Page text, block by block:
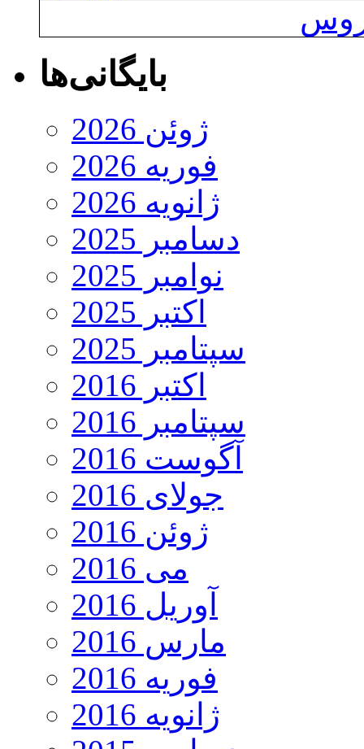
بایگانی‌ها
ژوئن 2026
فوریه 2026
ژانویه 2026
دسامبر 2025
نوامبر 2025
اکتبر 2025
سپتامبر 2025
اکتبر 2016
سپتامبر 2016
آگوست 2016
جولای 2016
ژوئن 2016
می 2016
آوریل 2016
مارس 2016
فوریه 2016
ژانویه 2016